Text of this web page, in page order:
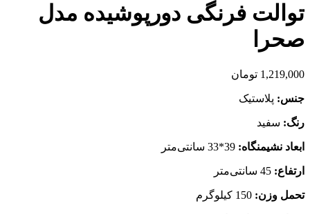
توالت فرنگی دورپوشیده مدل
صحرا
1,219,000 تومان
جنس: پلاستیک
رنگ: سفید
ابعاد نشیمنگاه:
ارتفاع:
تحمل وزن: